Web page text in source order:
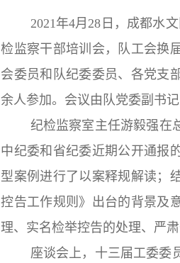
2021年4月28日，成都水文
检监察干部培训会，队工会换
会委员和队纪委委员、各党支
余人参加。会议由队党委副书
纪检监察室主任游毅强在
中纪委和省纪委近期公开通报
型案例进行了以案释规解读；
控告工作规则》出台的背景及
理、实名检举控告的处理、严
座谈会上，十三届工委委员